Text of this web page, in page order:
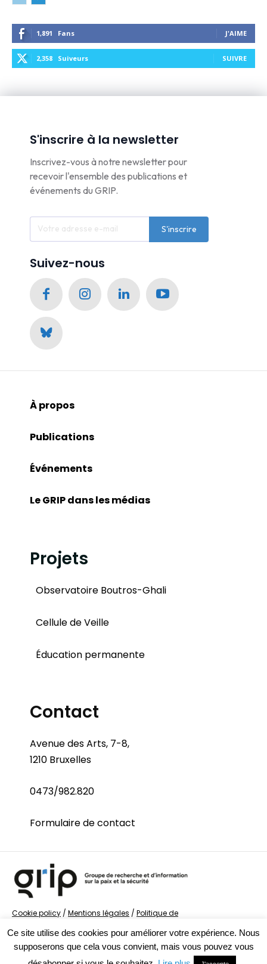
1,891 Fans J'AIME
2,358 Suiveurs SUIVRE
S'inscrire à la newsletter
Inscrivez-vous à notre newsletter pour
recevoir l'ensemble des publications et
événements du GRIP.
S'inscrire
Suivez-nous
À propos
Publications
Événements
Le GRIP dans les médias
Projets
Observatoire Boutros-Ghali
Cellule de Veille
Éducation permanente
Contact
Avenue des Arts, 7-8,
1210 Bruxelles
0473/982.820
Formulaire de contact
Cookie policy / Mentions légales / Politique de
la Sécurité
Ce site utilise des cookies pour améliorer votre expérience. Nous
supposerons que cela vous convient, mais vous pouvez vous